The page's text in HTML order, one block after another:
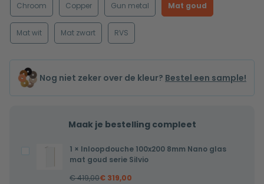
Chroom Copper Gun metal Mat goud
Mat wit Mat zwart RVS
Nog niet zeker over de kleur? Bestel een sample!
Maak je bestelling compleet
Inloopdouche
100x200
1 × Inloopdouche 100x200 8mm Nano glas
mat goud serie Silvio
€419,00€ 319,00